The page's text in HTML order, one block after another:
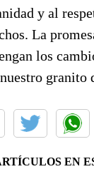
y al
La
los
granito
EN